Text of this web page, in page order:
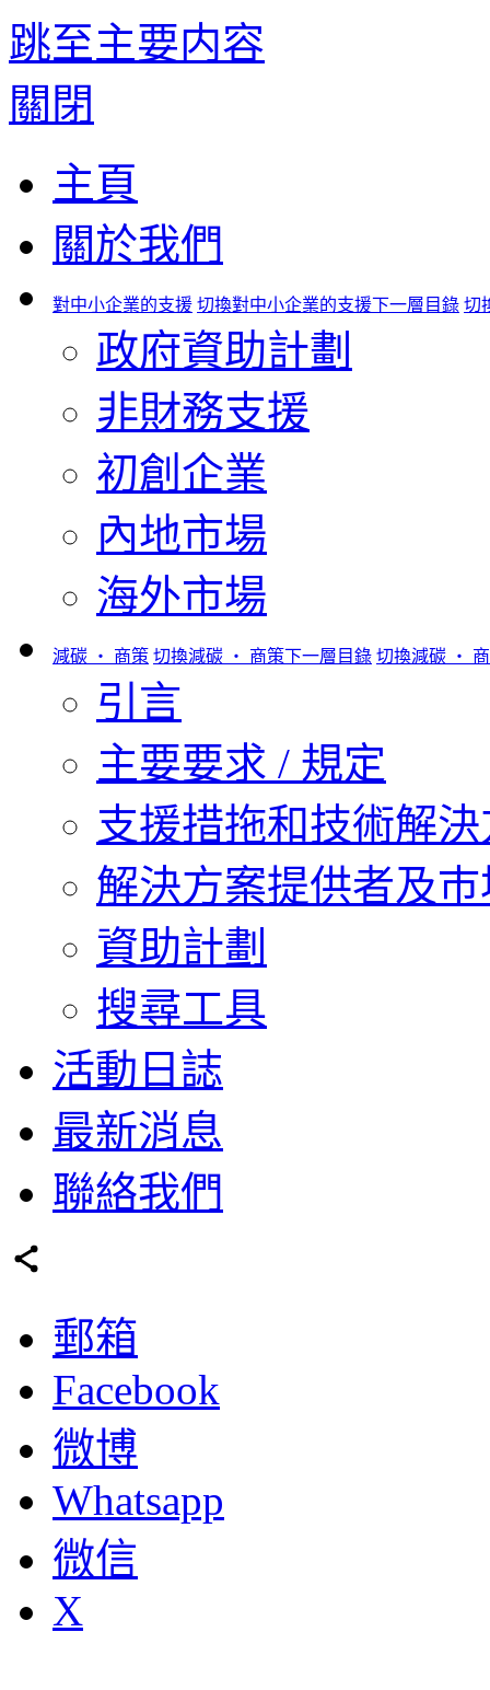
跳至主要内容
關閉
主頁
關於我們
對中小企業的支援 切換對中小企業的支援下一層目錄 切
政府資助計劃
非財務支援
初創企業
內地市場
海外市場
減碳 ‧ 商策 切換減碳 ‧ 商策下一層目錄 切換減碳 ‧
引言
主要要求 / 規定
支援措拖和技術解
解決方案提供者及
資助計劃
搜尋工具
活動日誌
最新消息
聯絡我們
郵箱
Facebook
微博
Whatsapp
微信
X